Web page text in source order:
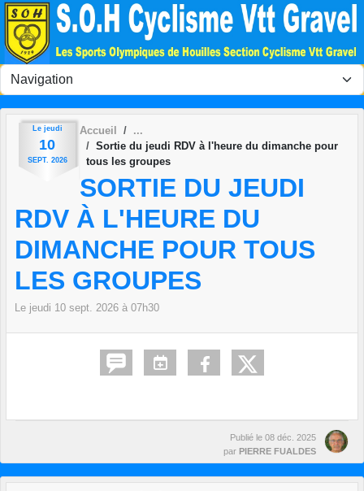
Le jeudi
10
SEPT. 2026
Accueil
Sortie du jeudi RDV à l'heure du dimanche pour
tous les groupes
SORTIE DU JEUDI
RDV À L'HEURE DU
DIMANCHE POUR TOUS
LES GROUPES
Le jeudi 10 sept. 2026 à 07h30
Publié le 08 déc. 2025
par PIERRE FUALDES
Panneau de gestion des cookies